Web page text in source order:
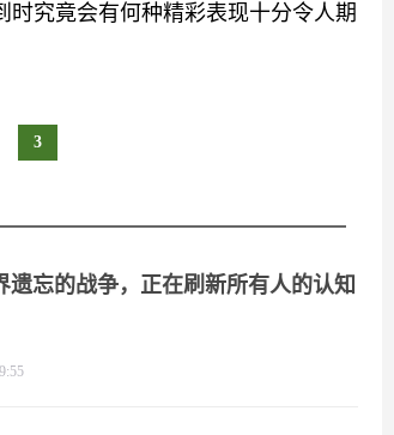
究竟会有何种精彩表现十分令人期
3
遗忘的战争，正在刷新所有人的认知